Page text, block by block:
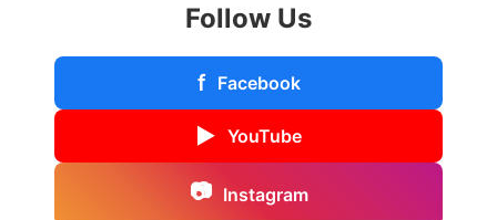
Follow Us
f Facebook
▶ YouTube
📷 Instagram